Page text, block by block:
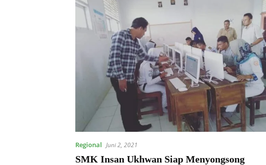
Regional Juni 2, 2021
SMK Insan Ukhwan Siap Menyongsong